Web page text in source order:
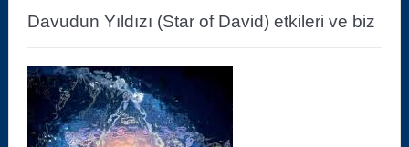
Davudun Yıldızı (Star of David) etkileri ve biz